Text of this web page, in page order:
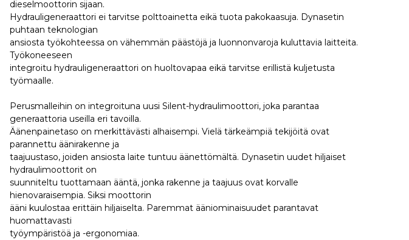
dieselmoottorin sijaan.
Hydrauligeneraattori ei tarvitse polttoainetta eikä tuota pakokaasuja. Dynasetin
puhtaan teknologian
ansiosta työkohteessa on vähemmän päästöjä ja luonnonvaroja kuluttavia laitteita.
Työkoneeseen
integroitu hydrauligeneraattori on huoltovapaa eikä tarvitse erillistä kuljetusta
työmaalle.
Perusmalleihin on integroituna uusi Silent-hydraulimoottori, joka parantaa
generaattoria useilla eri tavoilla.
Äänenpainetaso on merkittävästi alhaisempi. Vielä tärkeämpiä tekijöitä ovat
parannettu äänirakenne ja
taajuustaso, joiden ansiosta laite tuntuu äänettömältä. Dynasetin uudet hiljaiset
hydraulimoottorit on
suunniteltu tuottamaan ääntä, jonka rakenne ja taajuus ovat korvalle
hienovaraisempia. Siksi moottorin
ääni kuulostaa erittäin hiljaiselta. Paremmat ääniominaisuudet parantavat
huomattavasti
työympäristöä ja -ergonomiaa.